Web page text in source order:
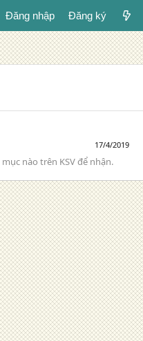
Đăng nhập Đăng ký
17/4/2019
nào trên KSV để nhận.